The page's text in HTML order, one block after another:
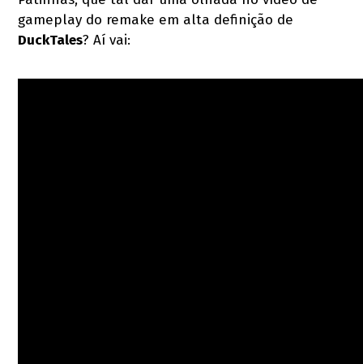
gameplay do remake em alta definição de
DuckTales? Aí vai: